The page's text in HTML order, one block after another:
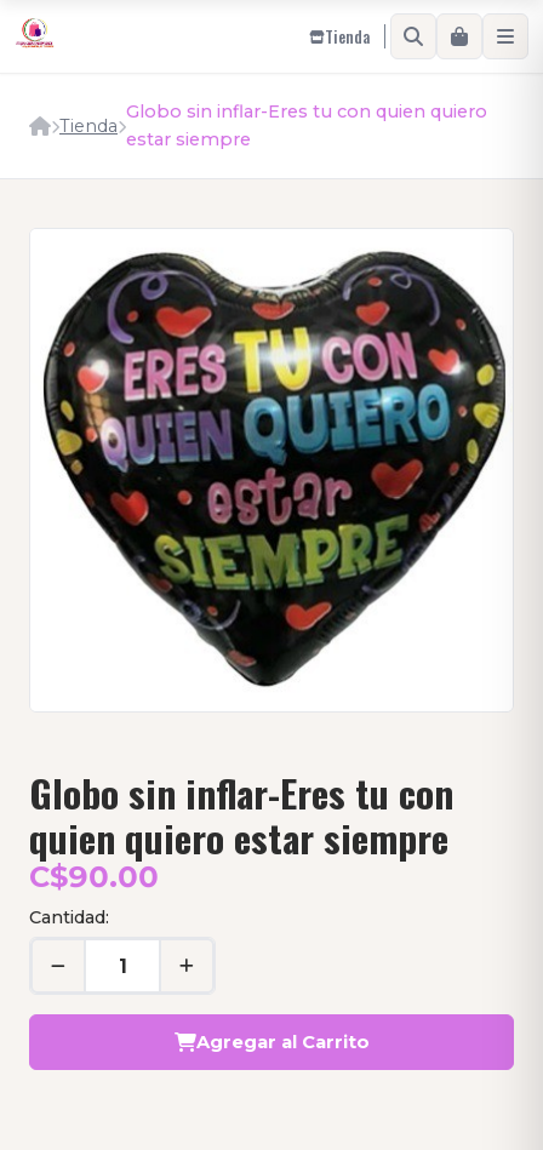
Tienda
Tienda
Globo sin inflar-Eres tu con quien quiero
estar siempre
Globo sin inflar-Eres tu con
quien quiero estar siempre
C$90.00
Cantidad:
Agregar al Carrito